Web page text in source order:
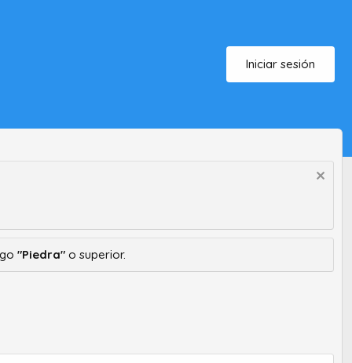
Iniciar sesión
"Piedra" o superior.